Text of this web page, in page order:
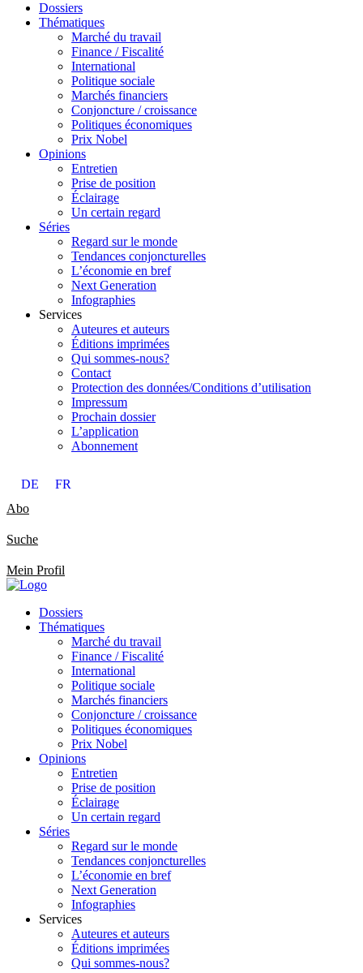
Dossiers
Thématiques
Marché du travail
Finance / Fiscalité
International
Politique sociale
Marchés financiers
Conjoncture / croissance
Politiques économiques
Prix Nobel
Opinions
Entretien
Prise de position
Éclairage
Un certain regard
Séries
Regard sur le monde
Tendances conjoncturelles
L’économie en bref
Next Generation
Infographies
Services
Auteures et auteurs
Éditions imprimées
Qui sommes-nous?
Contact
Protection des données/Conditions d’utilisation
Impressum
Prochain dossier
L’application
Abonnement
DE
FR
Abo
Suche
Mein Profil
Dossiers
Thématiques
Marché du travail
Finance / Fiscalité
International
Politique sociale
Marchés financiers
Conjoncture / croissance
Politiques économiques
Prix Nobel
Opinions
Entretien
Prise de position
Éclairage
Un certain regard
Séries
Regard sur le monde
Tendances conjoncturelles
L’économie en bref
Next Generation
Infographies
Services
Auteures et auteurs
Éditions imprimées
Qui sommes-nous?